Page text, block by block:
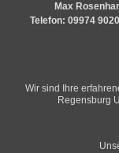
Max
Telefon: 09974
Wir sind Ihre
Regensburg